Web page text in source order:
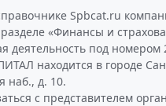
Spbcat.ru
«Финансы и
деятельность под номером
находится в городе
наб., д. 10.
с представителем